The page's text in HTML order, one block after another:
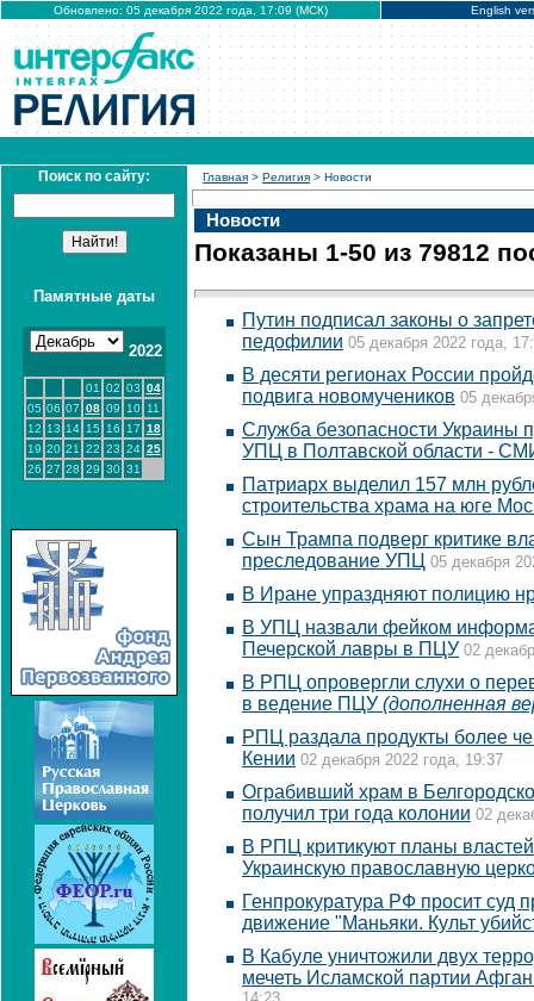
Обновлено: 05 декабря 2022 года, 17:09 (МСК) English
Поиск по сайту:
Памятные даты
2022
01 02 03 04
05 06 07 08 09 10
11
12 13 14 15 16 17 18
19 20 21 22 23 24 25
26 27 28 29 30 31
Главная > Религия > Новости
Новости
Показаны 1-50 из 79812
Путин подписал законы о
педофилии 05 декабря 2022 года,
В десяти регионах России
подвига новомучеников 05
Служба безопасности Украины
УПЦ в Полтавской области -
Патриарх выделил 157 млн
строительства храма на юге
Сын Трампа подверг критике
преследование УПЦ 05 декабря
В Иране упраздняют полицию
В УПЦ назвали фейком
Печерской лавры в ПЦУ 02
В РПЦ опровергли слухи о
в ведение ПЦУ (дополненная
РПЦ раздала продукты более
Кении 02 декабря 2022 года, 19:37
Ограбивший храм в
получил три года колонии 02
В РПЦ критикуют планы
Украинскую православную
Генпрокуратура РФ просит суд
движение "Маньяки. Культ
В Кабуле уничтожили двух
мечеть Исламской партии